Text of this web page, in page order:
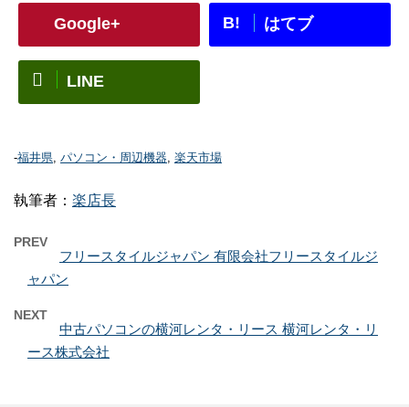
Google+ B! はてブ
LINE
-福井県, パソコン・周辺機器, 楽天市場
執筆者： 楽店長
PREV
フリースタイルジャパン 有限会社フリースタイルジ
ャパン
NEXT
中古パソコンの横河レンタ・リース 横河レンタ・リ
ース株式会社